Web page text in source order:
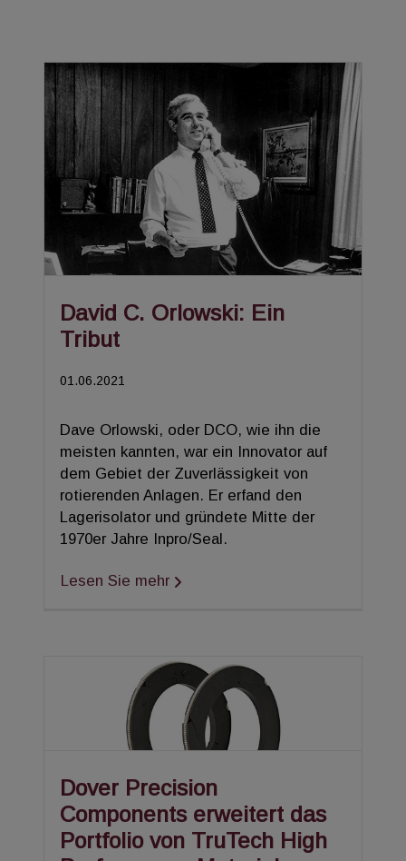
David C. Orlowski: Ein
Tribut
01.06.2021
Dave Orlowski, oder DCO, wie ihn die
meisten kannten, war ein Innovator auf
dem Gebiet der Zuverlässigkeit von
rotierenden Anlagen. Er erfand den
Lagerisolator und gründete Mitte der
1970er Jahre Inpro/Seal.
Lesen Sie mehr
Dover Precision
Components erweitert das
Portfolio von TruTech High